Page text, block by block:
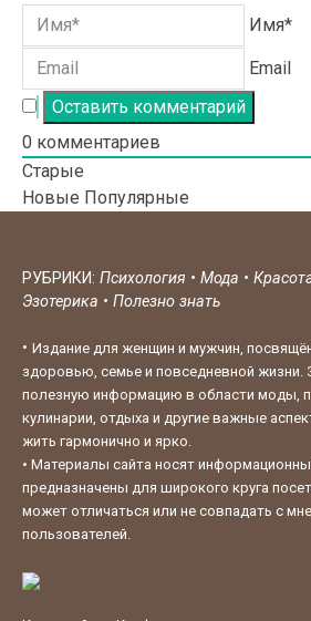
Имя*
Email
0 комментариев
Старые
Новые Популярные
РУБРИКИ: Психология • Мода •
Эзотерика • Полезно знать
• Издание для женщин и мужчин,
здоровью, семье и повседневной жизни.
полезную информацию в области моды,
кулинарии, отдыха и другие важные
жить гармонично и ярко.
• Материалы сайта носят
предназначены для широкого круга
может отличаться или не совпадать с
пользователей.